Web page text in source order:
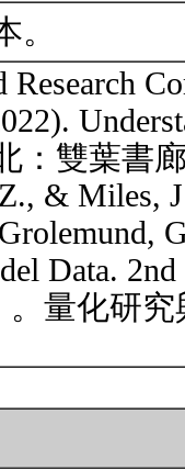
。
Research
：雙葉書
& Miles,
Data.
。量化研